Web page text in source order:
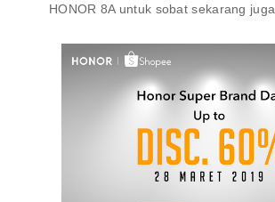
HONOR 8A untuk sobat sekarang juga.